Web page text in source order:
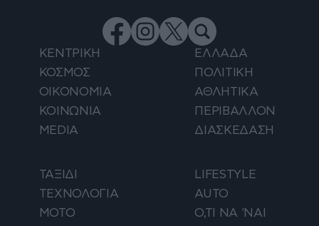
ΚΕΝΤΡΙΚΗ
ΕΛΛΑΔΑ
ΚΟΣΜΟΣ
ΠΟΛΙΤΙΚΗ
ΟΙΚΟΝΟΜΙΑ
ΑΘΛΗΤΙΚΑ
ΚΟΙΝΩΝΙΑ
ΠΕΡΙΒΑΛΛΟΝ
MEDIA
ΔΙΑΣΚΕΔΑΣΗ
ΤΑΞΙΔΙ
LIFESTYLE
ΤΕΧΝΟΛΟΓΙΑ
AUTO
ΜΟΤΟ
Ο,ΤΙ ΝΑ 'ΝΑΙ